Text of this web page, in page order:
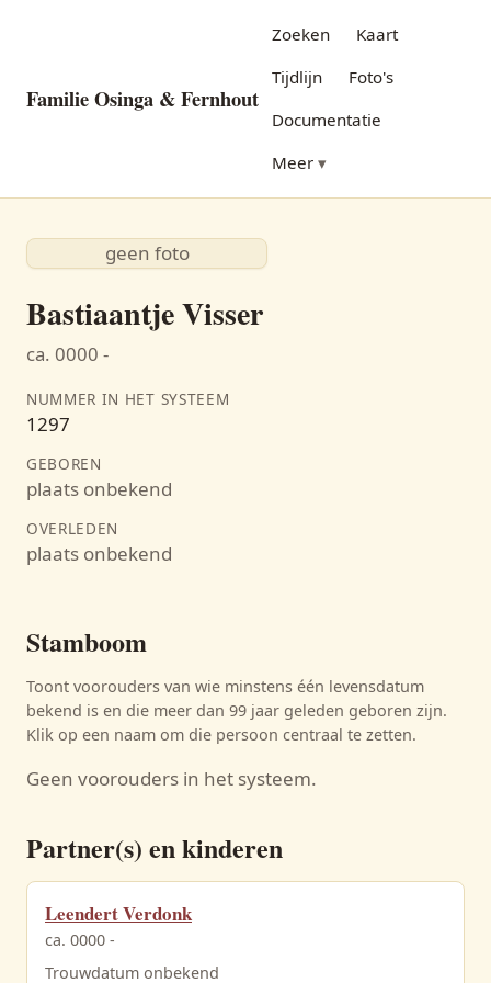
Familie Osinga & Fernhout
Zoeken
Kaart
Tijdlijn
Foto's
Documentatie
Meer
geen foto
Bastiaantje Visser
ca. 0000 -
NUMMER IN HET SYSTEEM
1297
GEBOREN
plaats onbekend
OVERLEDEN
plaats onbekend
Stamboom
Toont voorouders van wie minstens één levensdatum
bekend is en die meer dan 99 jaar geleden geboren zijn.
Klik op een naam om die persoon centraal te zetten.
Geen voorouders in het systeem.
Partner(s) en kinderen
Leendert Verdonk
ca. 0000 -
Trouwdatum onbekend